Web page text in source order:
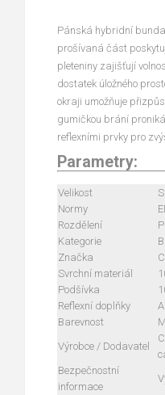
Pánská hybridní
prošívaná část
pleteniny zajišťují
dostatek úložného
okraji umožňuje
gumičkou brání
reflexními prvky pro
Parametry:
Velikost
S
Normy
Rozdělení
Kategorie
Značka
Svrchní materiál
Podšívka
Reflexní doplňky
Barevnost
Výrobce / Dodavatel
Bezpečnostní
informace